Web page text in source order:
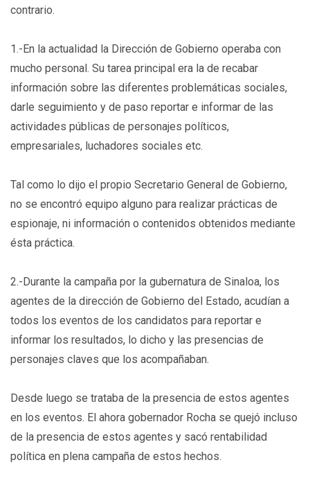
contrario.
1.-En la actualidad la Dirección de Gobierno operaba con
mucho personal. Su tarea principal era la de recabar
información sobre las diferentes problemáticas sociales,
darle seguimiento y de paso reportar e informar de las
actividades públicas de personajes políticos,
empresariales, luchadores sociales etc.
Tal como lo dijo el propio Secretario General de Gobierno,
no se encontró equipo alguno para realizar prácticas de
espionaje, ni información o contenidos obtenidos mediante
ésta práctica.
2.-Durante la campaña por la gubernatura de Sinaloa, los
agentes de la dirección de Gobierno del Estado, acudían a
todos los eventos de los candidatos para reportar e
informar los resultados, lo dicho y las presencias de
personajes claves que los acompañaban.
Desde luego se trataba de la presencia de estos agentes
en los eventos. El ahora gobernador Rocha se quejó incluso
de la presencia de estos agentes y sacó rentabilidad
política en plena campaña de estos hechos.